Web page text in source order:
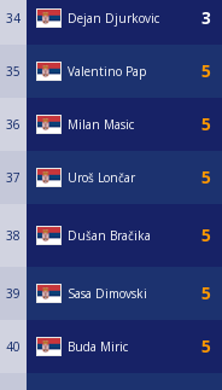
34 Dejan Djurkovic
35 Valentino Pap
36 Milan Masic
37 Uroš Lončar
38 Dušan Bračika
39 Sasa Dimovski
40 Buda Miric